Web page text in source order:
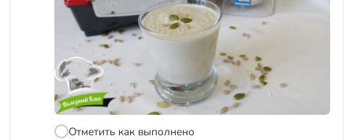
Отметить как выполнено